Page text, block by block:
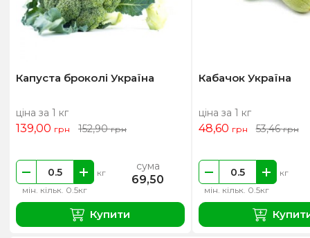
Капуста броколі Україна
ціна за 1 кг
139,00 грн 152,90грн
мін. кільк. 0.5кг
кг сума
69,50
Купити
Кабачок Україна
ціна за 1 кг
48,60 грн 53,46грн
мін. кільк. 0.5кг
кг